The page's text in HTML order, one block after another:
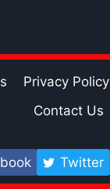
Privacy Policy
Contact Us
Twitter